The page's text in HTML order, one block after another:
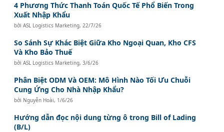
4 Phương Thức Thanh Toán Quốc Tế Phổ Biến Trong
Xuất Nhập Khẩu
bởiASL Logistics Marketing,22/7/26
So Sánh Sự Khác Biệt Giữa Kho Ngoại Quan, Kho CFS
Và Kho Bảo Thuế
bởiASL Logistics Marketing,3/6/26
Phân Biệt ODM Và OEM: Mô Hình Nào Tối Ưu Chuỗi
Cung Ứng Cho Nhà Nhập Khẩu?
bởi Nguyễn Hoài, 1/6/26
Hướng dẫn đọc nội dung từng ô trong Bill of Lading
(B/L)